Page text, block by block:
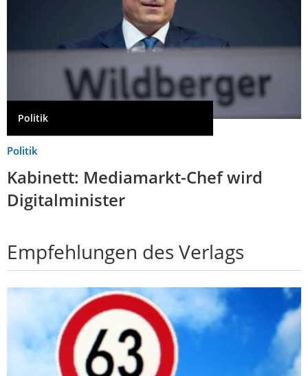
Politik
Politik
Kabinett: Mediamarkt-Chef wird
Digitalminister
Empfehlungen des Verlags